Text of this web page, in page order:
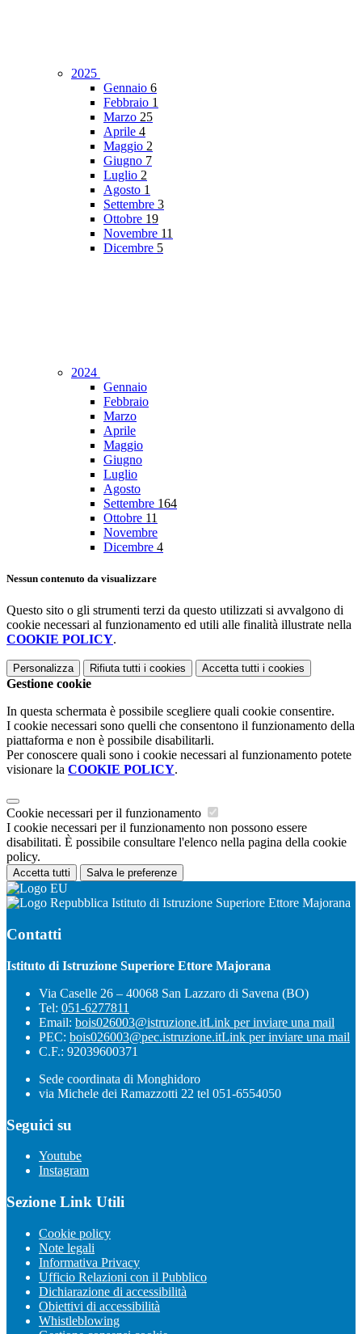
2025
Gennaio 6
Febbraio 1
Marzo 25
Aprile 4
Maggio 2
Giugno 7
Luglio 2
Agosto 1
Settembre 3
Ottobre 19
Novembre 11
Dicembre 5
2024
Gennaio
Febbraio
Marzo
Aprile
Maggio
Giugno
Luglio
Agosto
Settembre 164
Ottobre 11
Novembre
Dicembre 4
Nessun contenuto da visualizzare
Questo sito o gli strumenti terzi da questo utilizzati si avvalgono di
cookie necessari al funzionamento ed utili alle finalità illustrate nella
COOKIE POLICY.
Personalizza Rifiuta tutti i cookies Accetta tutti i cookies
Gestione cookie
In questa schermata è possibile scegliere quali cookie consentire.
I cookie necessari sono quelli che consentono il funzionamento della
piattaforma e non è possibile disabilitarli.
Per conoscere quali sono i cookie necessari al funzionamento potete
visionare la COOKIE POLICY.
Cookie necessari per il funzionamento
I cookie necessari per il funzionamento non possono essere
disabilitati. È possibile consultare l'elenco nella pagina della cookie
policy.
Accetta tutti Salva le preferenze
Istituto di Istruzione Superiore Ettore Majorana
Contatti
Istituto di Istruzione Superiore Ettore Majorana
Via Caselle 26 – 40068 San Lazzaro di Savena (BO)
Tel: 051-6277811
Email: bois026003@istruzione.itLink per inviare una mail
PEC: bois026003@pec.istruzione.itLink per inviare una mail
C.F.: 92039600371
Sede coordinata di Monghidoro
via Michele dei Ramazzotti 22 tel 051-6554050
Seguici su
Youtube
Instagram
Sezione Link Utili
Cookie policy
Note legali
Informativa Privacy
Ufficio Relazioni con il Pubblico
Dichiarazione di accessibilità
Obiettivi di accessibilità
Whistleblowing